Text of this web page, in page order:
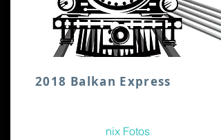
2018 Balkan Express
nix Fotos